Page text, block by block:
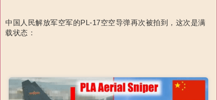
中国人民解放军空军的PL-17空空导弹再次被拍到，这次是满
载状态：